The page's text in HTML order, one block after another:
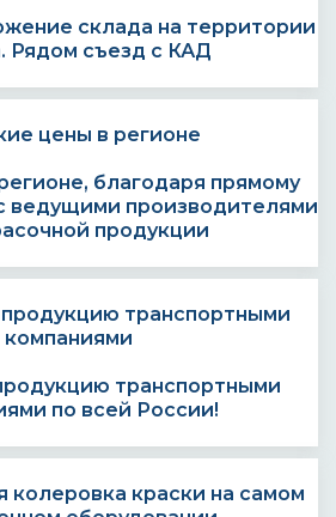
склада на территории
Рядом съезд с КАД
благодаря прямому
ведущими производителями
продукции
транспортными
по всей России!